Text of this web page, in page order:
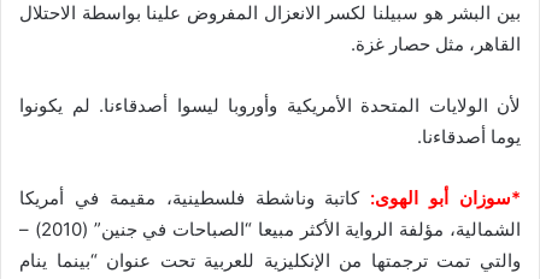
بين البشر هو سبيلنا لكسر الانعزال المفروض علينا بواسطة الاحتلال
القاهر، مثل حصار غزة.
لأن الولايات المتحدة الأمريكية وأوروبا ليسوا أصدقاءنا. لم يكونوا
يوما أصدقاءنا.
*سوزان أبو الهوى: كاتبة وناشطة فلسطينية، مقيمة في أمريكا
الشمالية، مؤلفة الرواية الأكثر مبيعا “الصباحات في جنين” (2010) –
والتي تمت ترجمتها من الإنكليزية للعربية تحت عنوان “بينما ينام